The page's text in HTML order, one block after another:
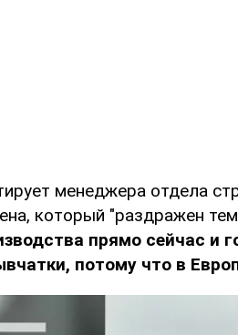
менеджера отдела
который "раздражен
прямо сейчас и
потому что в